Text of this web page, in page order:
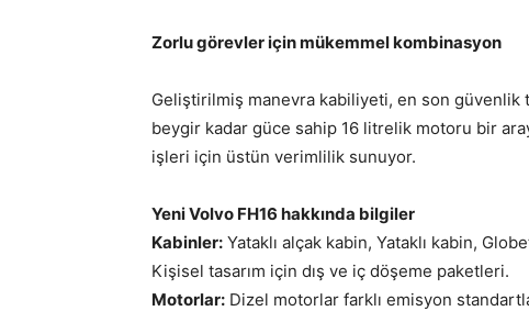
Zorlu görevler için mükemmel kombinasyon
Geliştirilmiş manevra kabiliyeti, en son
beygir kadar güce sahip 16 litrelik motoru bir
işleri için üstün verimlilik sunuyor.
Yeni Volvo FH16 hakkında bilgiler
Kabinler: Yataklı alçak kabin, Yataklı kabin,
Kişisel tasarım için dış ve iç döşeme paketleri.
Motorlar: Dizel motorlar farklı emisyon